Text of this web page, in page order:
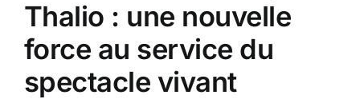
Thalio : une nouvelle
force au service du
spectacle vivant